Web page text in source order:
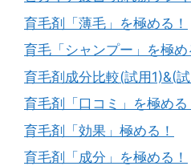
育毛剤「薄毛」を極める！
育毛「シャンプー」を極め
育毛剤成分比較(試用1)&(
育毛剤「口コミ」を極める
育毛剤「効果」極める！
育毛剤「成分」を極める！